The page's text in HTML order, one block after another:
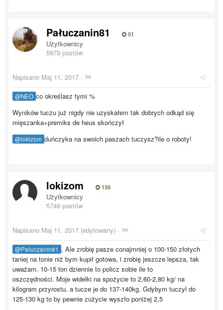
Pałuczanin81 51
Użytkownicy
5979 postów
Napisano Maj 11, 2017 ·
@NEO co określasz tymi %
Wyników tuczu już nigdy nie uzyskałem tak dobrych odkąd się
mięszanka+premiks de heus skończył
@lokizom duńczyka na swoich paszach tuczysz?ile o roboty!
lokizom 135
Użytkownicy
5749 postów
Napisano Maj 11, 2017 (edytowany) ·
@Pałuczanin81 . Ale zrobię pasze conajmniej o 100-150 złotych
taniej na tonie niż bym kupił gotowa, i zrobię jeszcze lepsza, tak
uważam. 10-15 ton dziennie to policz sobie ile to
oszczędności. Moje widelki na spożycie to 2,60-2,80 kg/ na
kilogram przyrostu, a tucze je do 137-140kg. Gdybym tuczyl do
125-130 kg to by pewnie zużycie wyszło poniżej 2,5